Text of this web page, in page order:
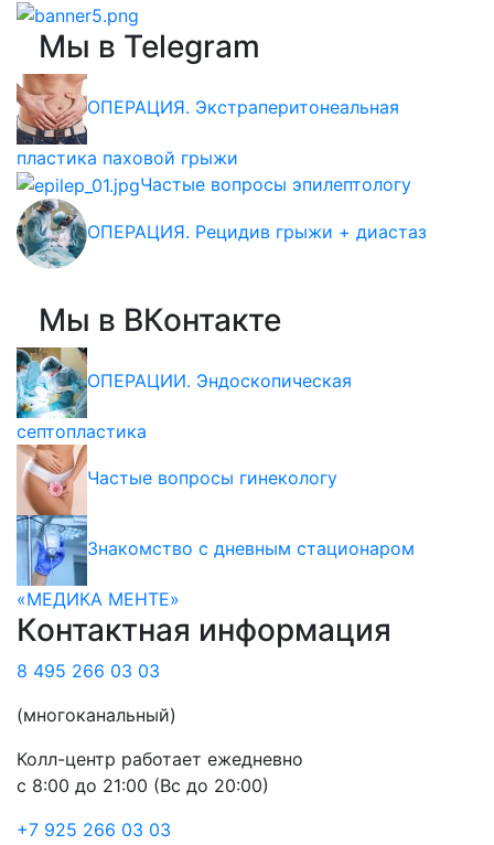
Мы в Telegram
ОПЕРАЦИЯ. Экстраперитонеальная
пластика паховой грыжи
Частые вопросы эпилептологу
ОПЕРАЦИЯ. Рецидив грыжи + диастаз
Мы в ВКонтакте
ОПЕРАЦИИ. Эндоскопическая
септопластика
Частые вопросы гинекологу
Знакомство с дневным стационаром
«МЕДИКА МЕНТЕ»
Контактная информация
8 495 266 03 03
(многоканальный)
Колл-центр работает ежедневно
с 8:00 до 21:00 (Вс до 20:00)
+7 925 266 03 03